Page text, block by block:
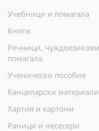
Учебници и помагала
Книги
Речници, чуждоезикови
помагала
Ученически пособия
Канцеларски материали
Хартия и картони
Раници и несесери